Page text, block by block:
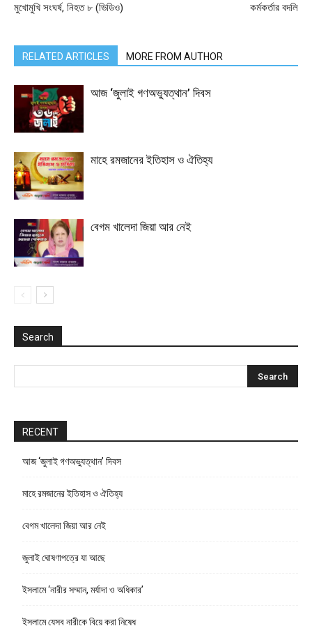
মুখোমুখি সংঘর্ষ, নিহত ৮ (ভিডিও)
কর্মকর্তার বদলি
RELATED ARTICLES MORE FROM AUTHOR
আজ ‘জুলাই গণঅভ্যুত্থান’ দিবস
মাহে রমজানের ইতিহাস ও ঐতিহ্য
বেগম খালেদা জিয়া আর নেই
Search
RECENT
আজ ‘জুলাই গণঅভ্যুত্থান’ দিবস
মাহে রমজানের ইতিহাস ও ঐতিহ্য
বেগম খালেদা জিয়া আর নেই
জুলাই ঘোষণাপত্রে যা আছে
ইসলামে ‘নারীর সম্মান, মর্যাদা ও অধিকার’
ইসলামে যেসব নারীকে বিয়ে করা নিষেধ